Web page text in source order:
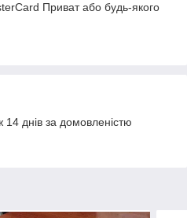
Приват або будь-якого
днів за домовленістю